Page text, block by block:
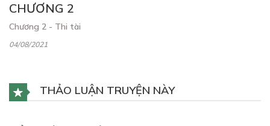
CHƯƠNG 2
Chương 2 - Thi tài
04/08/2021
THẢO LUẬN TRUYỆN NÀY